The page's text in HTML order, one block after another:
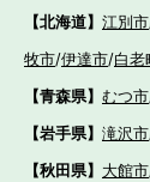
【北海道】 江別市
牧市/伊達市/白老
【青森県】 むつ市
【岩手県】 滝沢市
【秋田県】 大館市